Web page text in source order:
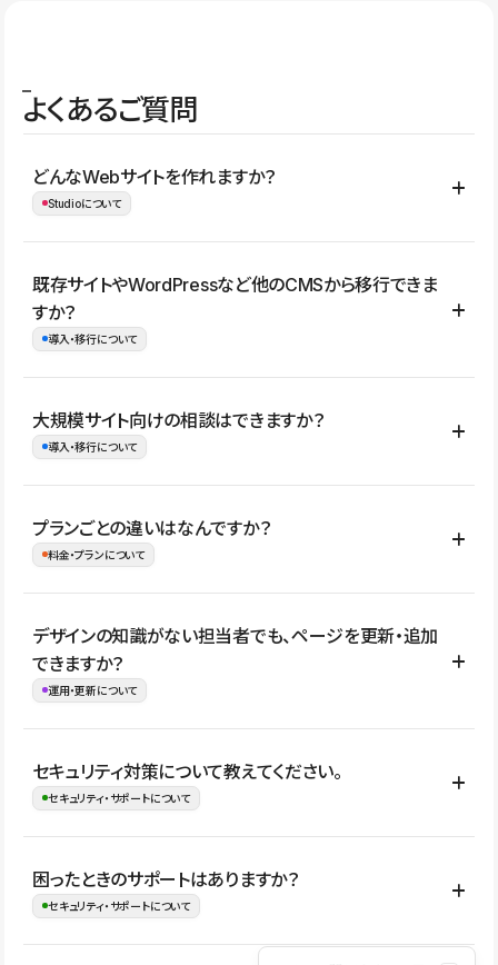
よくあるご質問
どんなWebサイトを作れますか？
Studioについて
コーポレートサイト、サービスサイト、LP、採用サイト、ブロ
グ・メディア、イベントサイト、店舗・商品紹介サイト、ポートフ
ォリオなど幅広く制作できます。
既存サイトやWordPressなど他のCMSから移行できま
すか？
導入・移行について
はい。既存サイトの構成やコンテンツ、URLを整理したうえで、
Studio上に再構築する形で移行できます。 WordPressの場合は、
イト全体のデザインや設定がそのまま移行されるわけではないた
め、移行後にページ構成やデザイン、CMS設計、URL・リダイレク
大規模サイト向けの相談はできますか？
導入・移行について
はい。アクセス規模が大きいサイトや、複数部門での運用、権限管
理、セキュリティ確認、既存システムとの連携など、個別の要件が
ない段階でも、お問い合わせください。
お問合せはこちら
プランごとの違いはなんですか？
料金・プランについて
公開ページ数、バージョン履歴の期間、CMS利用数の上限、権限
管理の有無などがプランごとに異なります。詳しくは料金プランペ
ージをご覧ください。
デザインの知識がない担当者でも、ページを更新・追加
できますか？
運用・更新について
はい。CMSやコンポーネントを活用して更新範囲を設計しておく
ことで、デザインを崩しにくい状態で運用できます。 さらにコン
ながらレイアウトに影響を与えずに更新作業を進めやすくなりま
す。
セキュリティ対策について教えてください。
セキュリティ・サポートについて
Studioでは、公開サイトやサービスを安全に利用できるよう、通信
の暗号化、データ保護、アクセス管理、脆弱性対策など、複数の観
はSSL/TLSによる通信暗号化に対応しており、悪質なスクリプトの
困ったときのサポートはありますか？
セキュリティ・サポートについて